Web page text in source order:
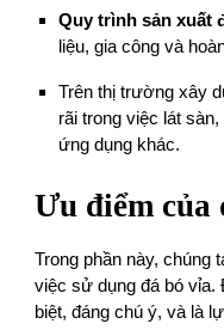
Quy trình sản xuất
liệu, gia công và
Trên thị trường xây
rãi trong việc lát
ứng dụng khác.
Ưu điểm của
Trong phần này, chúng
việc sử dụng đá bó vỉa.
biệt, đáng chú ý, và là